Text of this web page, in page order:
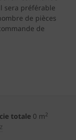
sera préférable
de pièces
de
totale 0 m2